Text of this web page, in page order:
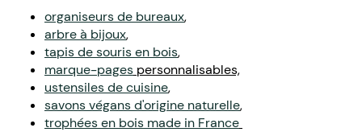
organiseurs de bureaux,
arbre à bijoux,
tapis de souris en bois,
marque-pages personnalisables,
ustensiles de cuisine,
savons végans d'origine naturelle,
trophées en bois made in France